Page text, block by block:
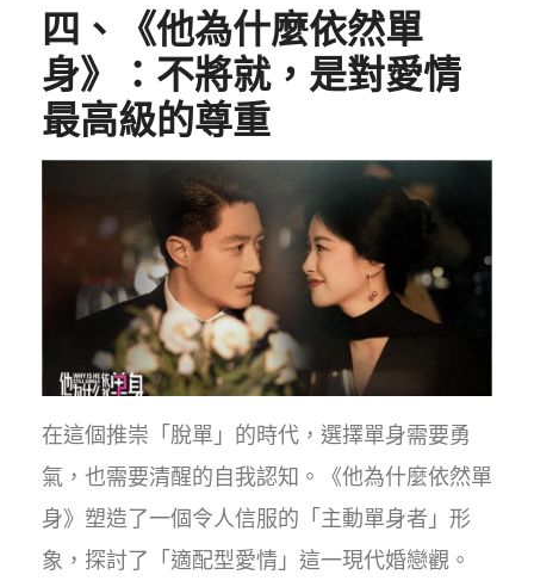
四、《他為什麼依然單
身》：不將就，是對愛情
最高級的尊重
在這個推崇「脫單」的時代，選擇單身需要勇
氣，也需要清醒的自我認知。《他為什麼依然單
身》塑造了一個令人信服的「主動單身者」形
象，探討了「適配型愛情」這一現代婚戀觀。